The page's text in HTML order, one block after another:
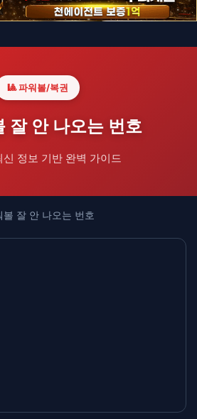
🎱 파워볼/복권
잘 안 나오는 번호
정보 기반 완벽 가이드
볼 잘 안 나오는 번호